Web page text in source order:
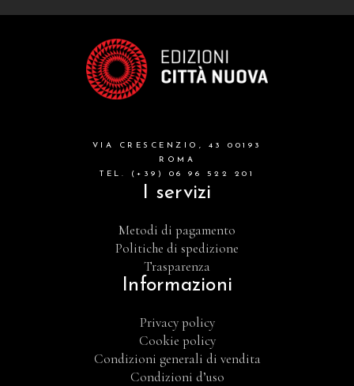
VIA CRESCENZIO, 43 00193
ROMA
TEL. (+39) 06 96 522 201
I servizi
Metodi di pagamento
Politiche di spedizione
Trasparenza
Informazioni
Privacy policy
Cookie policy
Condizioni generali di vendita
Condizioni d’uso